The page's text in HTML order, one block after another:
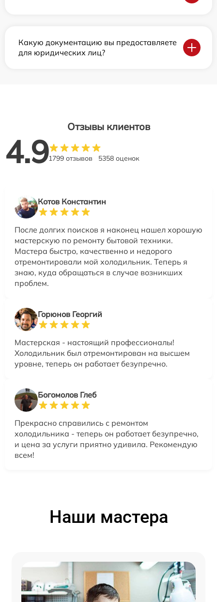
Какую документацию вы предоставляете
для юридических лиц?
Отзывы клиентов
4.91799 отзывов 5358 оценок
Котов Константин
После долгих поисков я наконец нашел хорошую
мастерскую по ремонту бытовой техники.
Мастера быстро, качественно и недорого
отремонтировали мой холодильник. Теперь я
знаю, куда обращаться в случае возникших
проблем.
Горюнов Георгий
Мастерская - настоящий профессионалы!
Холодильник был отремонтирован на высшем
уровне, теперь он работает безупречно.
Богомолов Глеб
Прекрасно справились с ремонтом
холодильника - теперь он работает безупречно,
и цена за услуги приятно удивила. Рекомендую
всем!
Наши мастера